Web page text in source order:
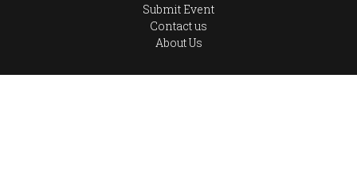
Submit Event
Contact us
About Us